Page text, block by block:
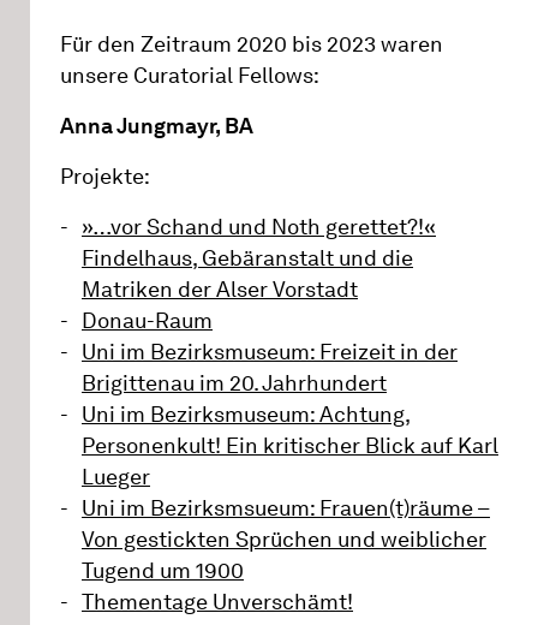
Für den Zeitraum 2020 bis 2023 waren
unsere Curatorial Fellows:
Anna Jungmayr, BA
Projekte:
»…vor Schand und Noth gerettet?!«
Findelhaus, Gebäranstalt und die
Matriken der Alser Vorstadt
Donau-Raum
Uni im Bezirksmuseum: Freizeit in der
Brigittenau im 20. Jahrhundert
Uni im Bezirksmuseum: Achtung,
Personenkult! Ein kritischer Blick auf Karl
Lueger
Uni im Bezirksmsueum: Frauen(t)räume –
Von gestickten Sprüchen und weiblicher
Tugend um 1900
Thementage Unverschämt!